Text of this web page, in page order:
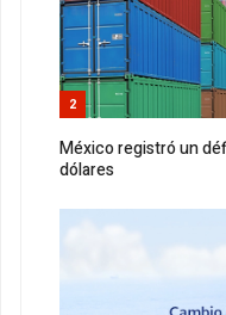
2
México registró un
dólares